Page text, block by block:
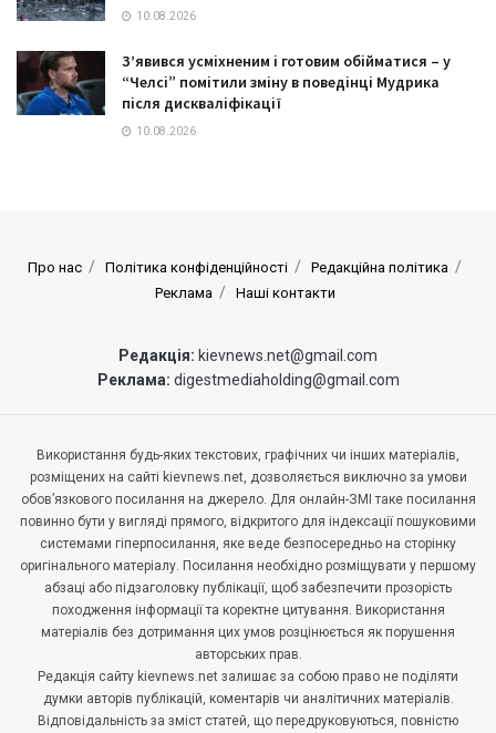
10.08.2026
З’явився усміхненим і готовим обійматися – у
“Челсі” помітили зміну в поведінці Мудрика
після дискваліфікації
10.08.2026
Про нас Політика конфіденційності
Редакційна політика
Реклама
Наші контакти
Редакція: kievnews.net@gmail.com
Реклама: digestmediaholding@gmail.com
Використання будь-яких текстових, графічних чи інших матеріалів,
розміщених на сайті kievnews.net, дозволяється виключно за умови
обов’язкового посилання на джерело. Для онлайн-ЗМІ таке посилання
повинно бути у вигляді прямого, відкритого для індексації пошуковими
системами гіперпосилання, яке веде безпосередньо на сторінку
оригінального матеріалу. Посилання необхідно розміщувати у першому
абзаці або підзаголовку публікації, щоб забезпечити прозорість
походження інформації та коректне цитування. Використання
матеріалів без дотримання цих умов розцінюється як порушення
авторських прав.
Редакція сайту kievnews.net залишає за собою право не поділяти
думки авторів публікацій, коментарів чи аналітичних матеріалів.
Відповідальність за зміст статей, що передруковуються, повністю